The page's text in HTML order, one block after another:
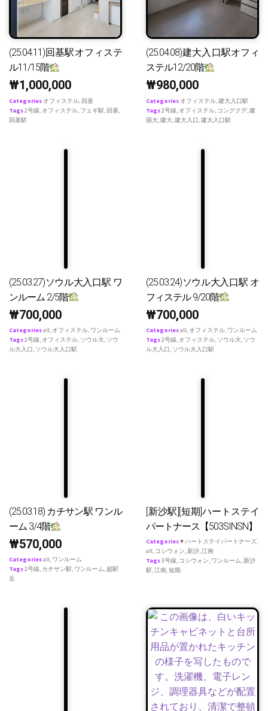
(25.04.11)回基駅オフィステ
ル11/15階
₩1,000,000
Categories オフィステル, 回基
Tags2号線, オフィステル, フェギ駅, 回基,
回基駅
(25.04.08)建大入口駅オフィ
ステル12/20階
₩980,000
Categories オフィステル,建大入口駅
Tags2号線, オフィステル, コングクデ,建
国大,建大,建大入口,建大入口駅
(25.03.27)ソウル大入口駅 ワ
ンルーム 2/5階
₩700,000
Categoriesall, オフィステル, ワンルーム
Tags2号線, オフィステル, ソウル大, ソウ
ル大入口, ソウル大入口駅
(25.03.24)ソウル大入口駅 オ
フィステル 9/20階
₩700,000
Categoriesall, オフィステル, ワンルーム
Tags2号線, オフィステル, ソウル大, ソウ
ル大入口, ソウル大入口駅
(25.03.18) カチサン駅 ワンル
ーム 3/4階
₩570,000
Categoriesall, ワンルーム
Tags2号線, カチサン駅, ワンルーム, 超駅
近
[新沙駅][短期]ハートステイ
パートナース【503SINSN】
Categories♥ ハートステイパートナーズ,
all, コシウォン,新沙,江南
Tags3号線, コシウォン, ワンルーム,新沙
駅,江南,短期